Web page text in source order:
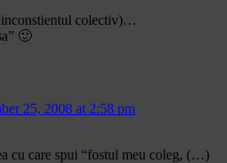
colectiv)…
🙂
25, 2008 at 2:58 pm
cu care spui “fostul meu coleg, (…)